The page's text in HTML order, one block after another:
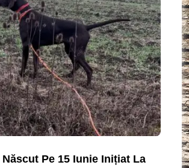
Pe 15 Iunie Inițiat La